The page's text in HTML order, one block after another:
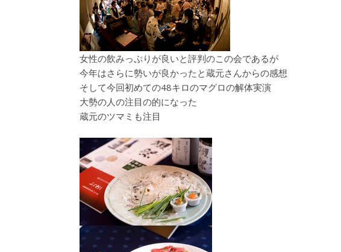
女性の飲みっぷりが良いと評判のこの会であるが
今年はさらに勢いが良かったと蔵元さんからの感想
そして今回初めての48キロのマグロの解体実演
大勢の人の注目の的になった
蔵元のツマミも注目